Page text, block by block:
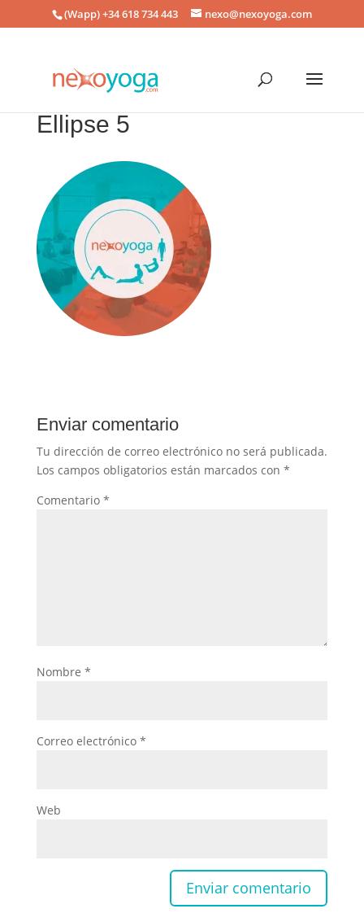
(Wapp) +34 618 734 443 nexo@nexoyoga.com
Ellipse 5
Enviar comentario
Tu dirección de correo electrónico no será publicada.
Los campos obligatorios están marcados con *
Comentario *
Nombre *
Correo electrónico *
Web